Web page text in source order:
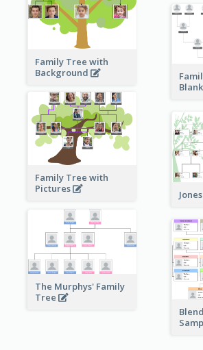
Family Tree with
Background
Blank
Family Tree with
Pictures
The Murphys' Family
Tree